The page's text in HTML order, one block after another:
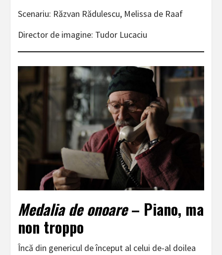
Scenariu: Răzvan Rădulescu, Melissa de Raaf
Director de imagine: Tudor Lucaciu
Medalia de onoare– Piano, ma
non troppo
Încă din genericul de început al celui de-al doilea